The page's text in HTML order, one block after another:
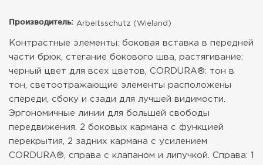
Производитель: Arbeitsschutz (Wieland)
Контрастные элементы: боковая вставка в передней
части брюк, стегание бокового шва, растягивание:
черный цвет для всех цветов, CORDURA®: тон в
тон, светоотражающие элементы расположены
спереди, сбоку и сзади для лучшей видимости.
Эргономичные линии для большей свободы
передвижения. 2 боковых кармана с функцией
перекрытия, 2 задних кармана с усилением
CORDURA®, справа с клапаном и липучкой. Справа: 1